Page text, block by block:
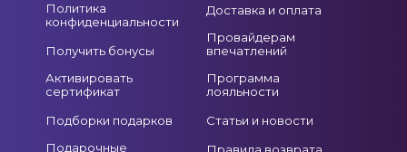
Политика
конфиденциальности
Получить бонусы
Активировать
сертификат
Подборки подарков
Подарочные
Доставка и оплата
Провайдерам
впечатлений
Программа
лояльности
Статьи и новости